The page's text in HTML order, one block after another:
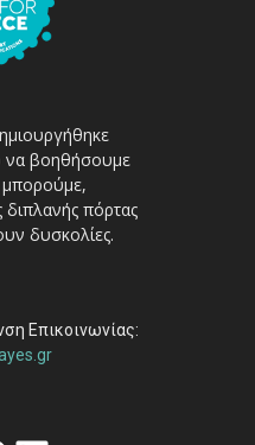
να βοηθήσουμε
πόρτας
δυσκολίες.
Επικοινωνίας: